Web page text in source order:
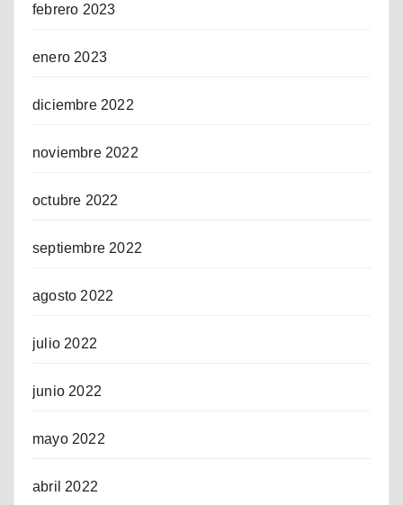
febrero 2023
enero 2023
diciembre 2022
noviembre 2022
octubre 2022
septiembre 2022
agosto 2022
julio 2022
junio 2022
mayo 2022
abril 2022